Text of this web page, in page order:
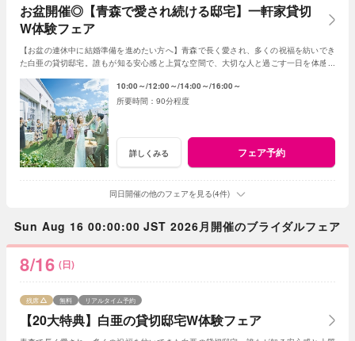
お盆開催◎【青森で愛され続ける邸宅】一軒家貸切
W体験フェア
【お盆の連休中に結婚準備を進めたい方へ】青森で長く愛され、多くの祝福を紡いでき
た白亜の貸切邸宅。誰もが知る安心感と上質な空間で、大切な人と過ごす一日を体感し
10:00～ 12:00～ 14:00～ 16:00～
90分程度
詳しくみる フェア予約
同日開催の他のフェアを見る(4件)
Sun Aug 16 00:00:00 JST 2026月開催のブライダルフェア
8/16 (日)
【20大特典】白亜の貸切邸宅W体験フェア
残席 無料 リアルタイム予約